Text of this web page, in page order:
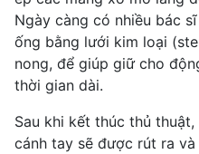
Ngày càng có nhiều bác
ống bằng lưới kim loại
nong, để giúp giữ cho
thời gian dài.
Sau khi kết thúc thủ
cánh tay sẽ được rút ra